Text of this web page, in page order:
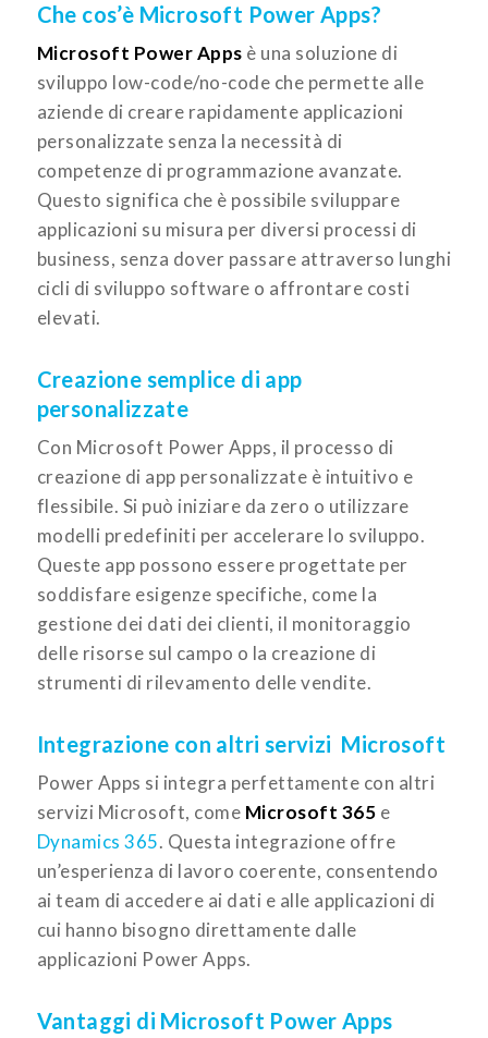
Che cos’è Microsoft Power Apps?
Microsoft Power Apps è una soluzione di
sviluppo low-code/no-code che permette alle
aziende di creare rapidamente applicazioni
personalizzate senza la necessità di
competenze di programmazione avanzate.
Questo significa che è possibile sviluppare
applicazioni su misura per diversi processi di
business, senza dover passare attraverso lunghi
cicli di sviluppo software o affrontare costi
elevati.
Creazione semplice di app
personalizzate
Con Microsoft Power Apps, il processo di
creazione di app personalizzate è intuitivo e
flessibile. Si può iniziare da zero o utilizzare
modelli predefiniti per accelerare lo sviluppo.
Queste app possono essere progettate per
soddisfare esigenze specifiche, come la
gestione dei dati dei clienti, il monitoraggio
delle risorse sul campo o la creazione di
strumenti di rilevamento delle vendite.
Integrazione con altri servizi Microsoft
Power Apps si integra perfettamente con altri
servizi Microsoft, come Microsoft 365 e
Dynamics 365. Questa integrazione offre
un’esperienza di lavoro coerente, consentendo
ai team di accedere ai dati e alle applicazioni di
cui hanno bisogno direttamente dalle
applicazioni Power Apps.
Vantaggi di Microsoft Power Apps